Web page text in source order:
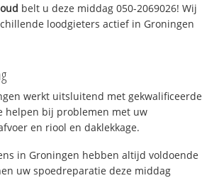
belt u deze middag 050-2069026! Wij
loodgieters actief in Groningen
werkt uitsluitend met gekwalificeerde
helpen bij problemen met uw
en riool en daklekkage.
in Groningen hebben altijd voldoende
uw spoedreparatie deze middag